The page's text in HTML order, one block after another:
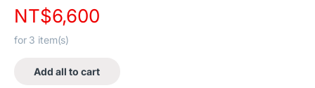
NT$6,600
for 3 item(s)
Add all to cart